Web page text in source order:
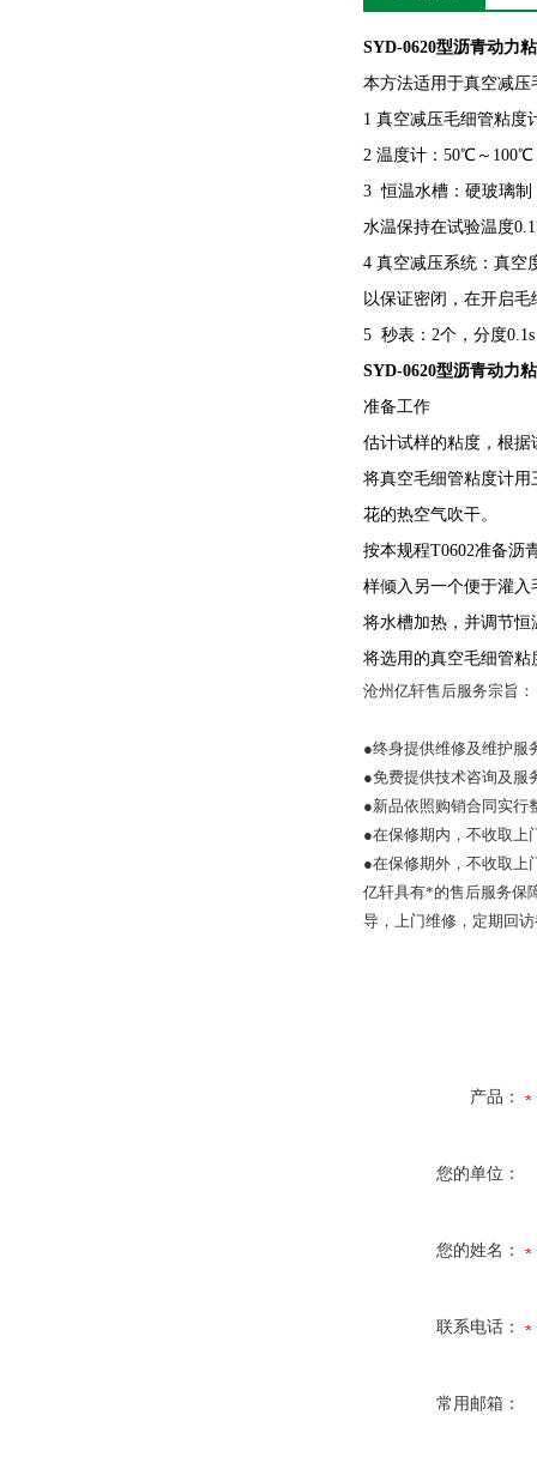
SYD-0620型沥青动力
本方法适用于真空减
1 真空减压毛细管粘度
2 温度计：50℃～
3 恒温水槽：硬玻璃制
水温保持在试验温度
4 真空减压系统：真空
以保证密闭，在开启
5 秒表：2个，分度
SYD-0620型沥青动力
准备工作
估计试样的粘度，根
将真空毛细管粘度计
花的热空气吹干。
按本规程T0602准备沥
样倾入另一个便于灌
将水槽加热，并调节恒
将选用的真空毛细管
沧州亿轩售后服务宗旨：
●终身提供维修及维护服
●免费提供技术咨询及服
●新品依照购销合同实行
●在保修期内，不收取上
●在保修期外，不收取上
亿轩具有*的售后服务保
导，上门维修，定期回
产品：
您的单位：
您的姓名：
联系电话：
常用邮箱：